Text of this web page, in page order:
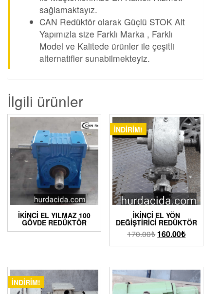
sağlamaktayız.
CAN Redüktör olarak Güçlü STOK Alt
Yapımızla size Farklı Marka , Farklı
Model ve Kalitede ürünler ile çeşitli
alternatifler sunabilmekteyiz.
İlgili ürünler
İKINCI EL YILMAZ 100
GÖVDE REDÜKTÖR
İNDIRIM!
İKINCI EL YÖN
DEĞIŞTIRICI REDÜKTÖR
170.00₺ 160.00₺
İNDIRIM!